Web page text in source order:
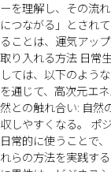
ーを理解し、その流
につながる」とされ
ることは、運気アッ
取り入れる方法 日常
しては、以下のよう
を通じて、高次元エ
然との触れ合い: 自然
収しやすくなる。 ポ
日常的に使うことで
れらの方法を実践す